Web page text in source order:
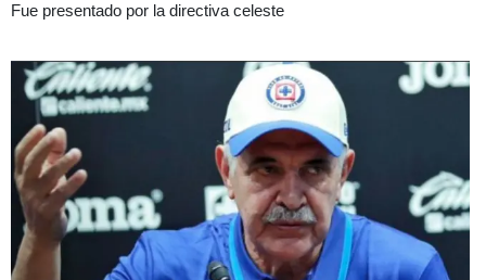
Fue presentado por la directiva celeste